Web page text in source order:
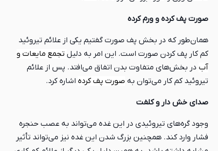
صورت پف کرده و ورم کرده
همان‌طور که در بخش پف صورت گفتیم یکی از علائم تیروئید
کم کار پف کردن صورت است. این امر به دلیل تجمع مایعات و
آب در بخش‌های متفاوت بدن اتفاق می‌افتد. پس از علائم
تیروئید کم کار می‌توان به صورت پف کرده اشاره کرد.
صدای خش دار و کلفت
وجود گره‌های تیروئیدی در این غده می‌تواند به عصب حنجره
فشار وارد کند. همچنین بزرگ شدن این غده نیز می‌تواند تأثیر